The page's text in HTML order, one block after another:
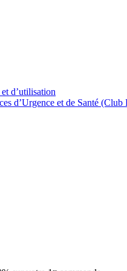
d’utilisation
d’Urgence et de Santé